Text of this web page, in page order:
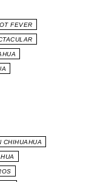
FEVER
CHIHUAHUA